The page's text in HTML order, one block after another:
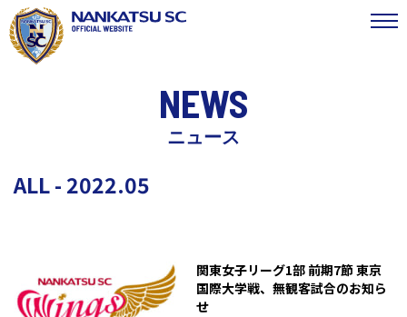
NEWS
ニュース
ALL - 2022.05
関東女子リーグ1部 前期7節 東京
国際大学戦、無観客試合のお知ら
せ